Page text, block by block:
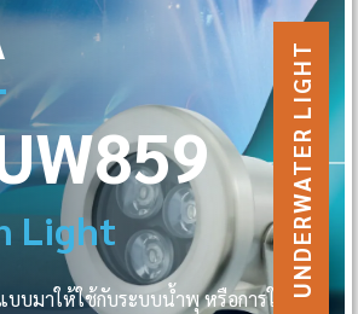
UNDERWATER LIGHT
Light
บมาให้ใช้กับระบบน้ำพุ หรือการใช้